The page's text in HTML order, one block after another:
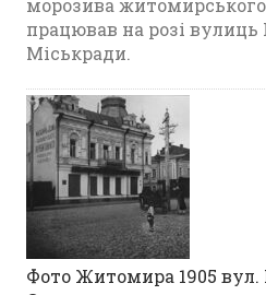
працював на розі вулиць
Міськради.
Фото Житомира 1905 вул.